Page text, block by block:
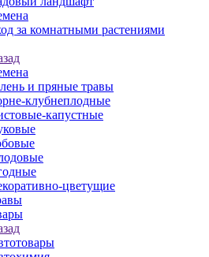
за комнатными растениями
и пряные травы
клубнеплодные
капустные
цветущие